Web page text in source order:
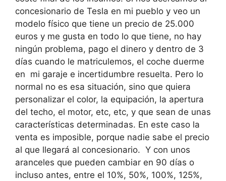
concesionario de Tesla en mi pueblo y veo un
modelo físico que tiene un precio de 25.000
euros y me gusta en todo lo que tiene, no hay
ningún problema, pago el dinero y dentro de 3
días cuando le matriculemos, el coche duerme
en mi garaje e incertidumbre resuelta. Pero lo
normal no es esa situación, sino que quiera
personalizar el color, la equipación, la apertura
del techo, el motor, etc, etc, y que sean de unas
características determinadas. En este caso la
venta es imposible, porque nadie sabe el precio
al que llegará al concesionario. Y con unos
aranceles que pueden cambiar en 90 días o
incluso antes, entre el 10%, 50%, 100%, 125%,